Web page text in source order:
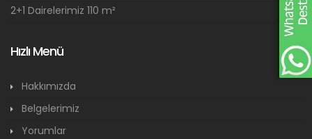
2+1 Dairelerimiz 110 m²
Hızlı Menü
Hakkımızda
Belgelerimiz
Yorumlar